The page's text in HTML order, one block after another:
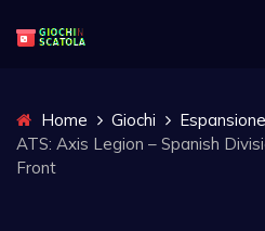
Home Giochi
Espansione
ATS: Axis Legion – Spanish
Front